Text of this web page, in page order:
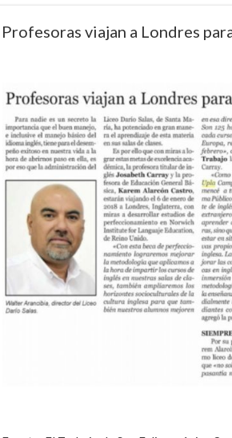
Profesoras viajan a Londres